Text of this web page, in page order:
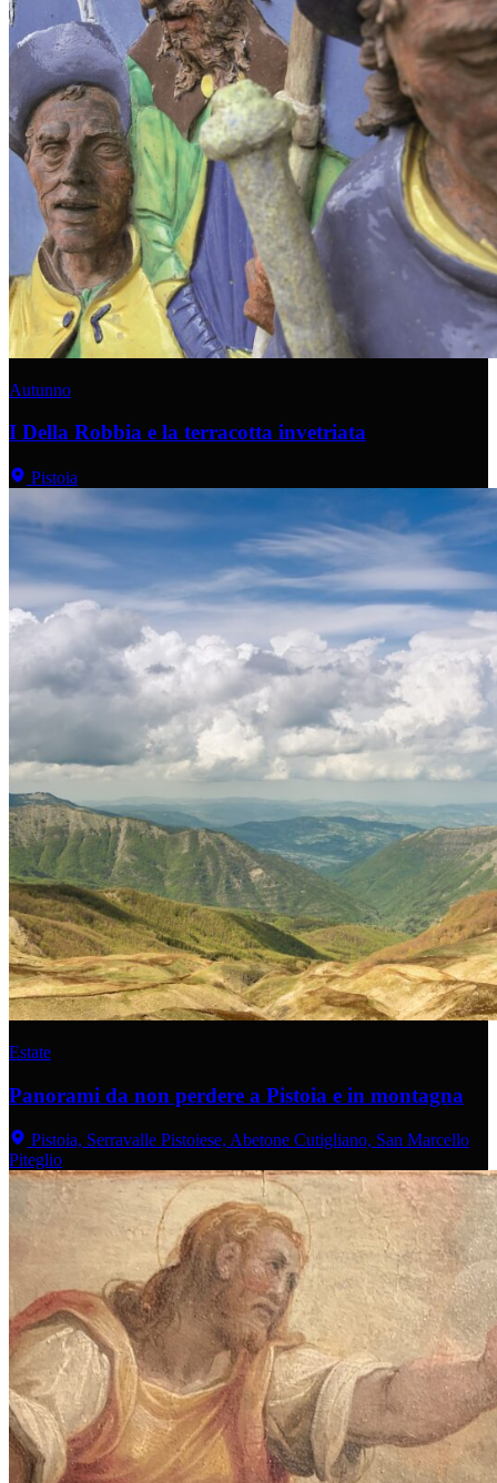
Autunno
I Della Robbia e la terracotta invetriata
Pistoia
Estate
Panorami da non perdere a Pistoia e in montagna
Pistoia, Serravalle Pistoiese, Abetone Cutigliano, San Marcello
Piteglio